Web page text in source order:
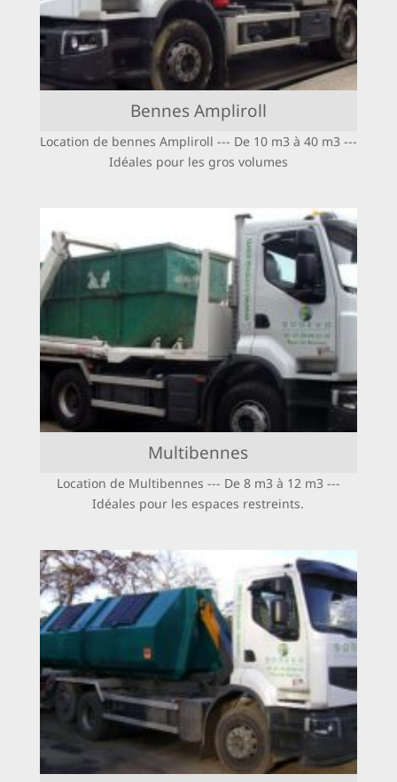
Bennes Ampliroll
Location de bennes Ampliroll ‐‐‐ De 10 m3 à 40 m3 ‐‐‐
Idéales pour les gros volumes
Multibennes
Location de Multibennes ‐‐‐ De 8 m3 à 12 m3 ‐‐‐
Idéales pour les espaces restreints.